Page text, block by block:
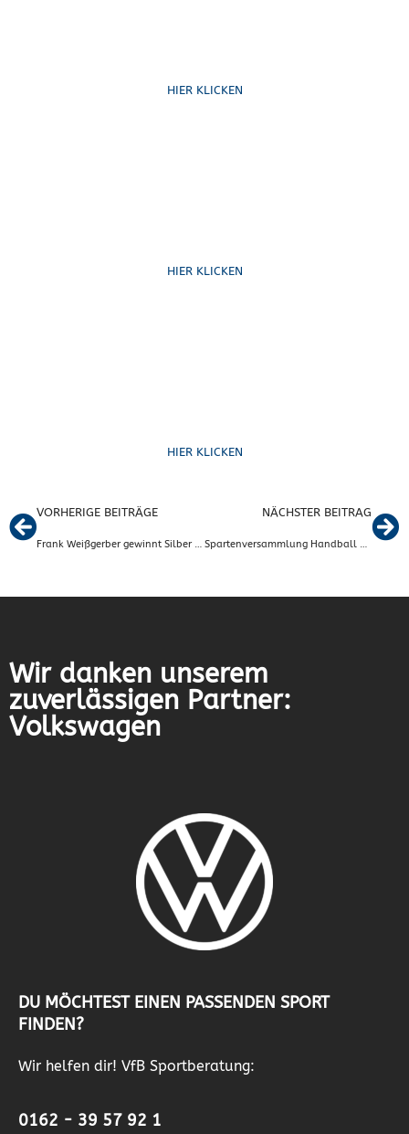
HIER KLICKEN
HIER KLICKEN
HIER KLICKEN
VORHERIGE BEITRÄGE
Frank Weißgerber gewinnt Silber bei der 5000-Meter-Lauf Masters-Hallen-EM in Polen
NÄCHSTER BEITRAG
Spartenversammlung Handball 2026: Wachstum, neue Beiträge und positiver Ausblick
Wir danken unserem
zuverlässigen Partner:
Volkswagen
DU MÖCHTEST EINEN PASSENDEN SPORT
FINDEN?
Wir helfen dir! VfB Sportberatung:
0162 - 39 57 92 1